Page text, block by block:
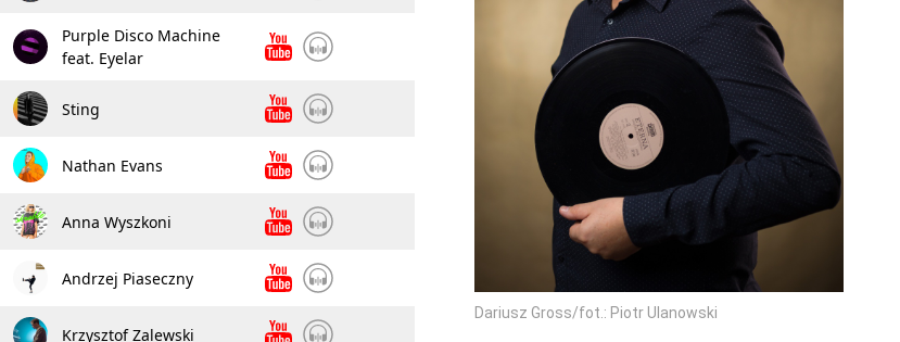
Purple Disco Machine
feat. Eyelar
Sting
Nathan Evans
Anna Wyszkoni
Andrzej Piaseczny
Krzysztof Zalewski
Dariusz Gross/fot.: Piotr Ulanowski